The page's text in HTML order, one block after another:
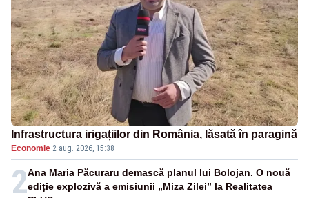
Infrastructura irigațiilor din România, lăsată în paragină
Economie·2 aug. 2026, 15:38
2Ana Maria Păcuraru demască planul lui Bolojan. O nouă
ediție explozivă a emisiunii „Miza Zilei” la Realitatea